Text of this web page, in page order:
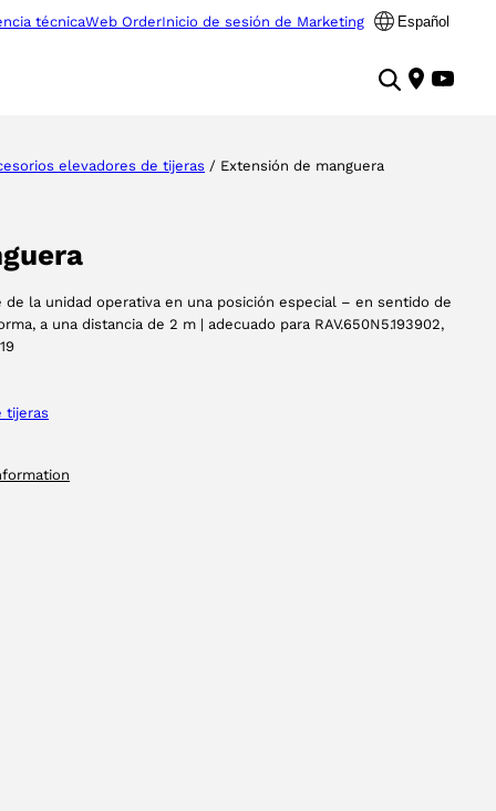
técnicaWeb OrderInicio de sesión de Marketing Español
elevadores de tijeras / Extensión de manguera
la unidad operativa en una posición especial – en sentido de
a una distancia de 2 m | adecuado para RAV.650N5.193902,
tijeras